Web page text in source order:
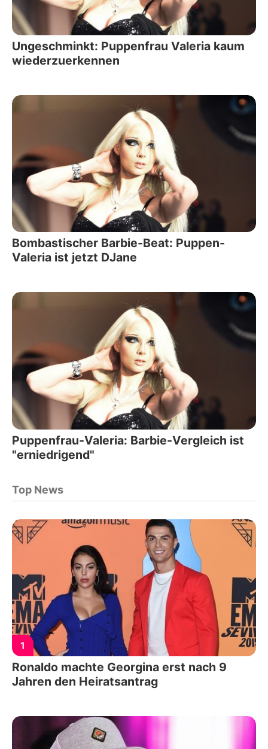
Ungeschminkt: Puppenfrau Valeria kaum
wiederzuerkennen
Bombastischer Barbie-Beat: Puppen-
Valeria ist jetzt DJane
Puppenfrau-Valeria: Barbie-Vergleich ist
"erniedrigend"
Top News
1
Ronaldo machte Georgina erst nach 9
Jahren den Heiratsantrag